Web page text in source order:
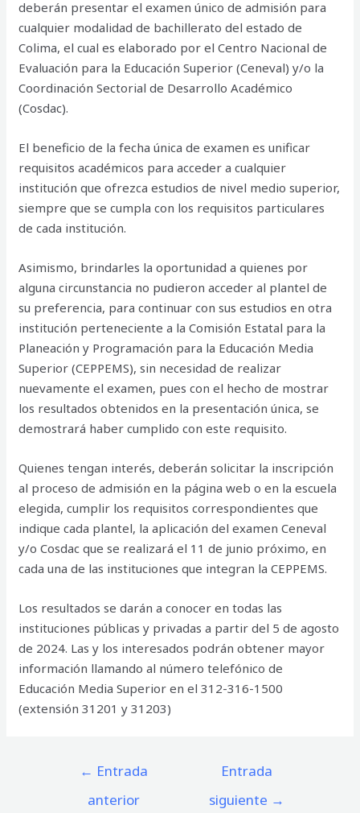
deberán presentar el examen único de admisión para
cualquier modalidad de bachillerato del estado de
Colima, el cual es elaborado por el Centro Nacional de
Evaluación para la Educación Superior (Ceneval) y/o la
Coordinación Sectorial de Desarrollo Académico
(Cosdac).
El beneficio de la fecha única de examen es unificar
requisitos académicos para acceder a cualquier
institución que ofrezca estudios de nivel medio superior,
siempre que se cumpla con los requisitos particulares
de cada institución.
Asimismo, brindarles la oportunidad a quienes por
alguna circunstancia no pudieron acceder al plantel de
su preferencia, para continuar con sus estudios en otra
institución perteneciente a la Comisión Estatal para la
Planeación y Programación para la Educación Media
Superior (CEPPEMS), sin necesidad de realizar
nuevamente el examen, pues con el hecho de mostrar
los resultados obtenidos en la presentación única, se
demostrará haber cumplido con este requisito.
Quienes tengan interés, deberán solicitar la inscripción
al proceso de admisión en la página web o en la escuela
elegida, cumplir los requisitos correspondientes que
indique cada plantel, la aplicación del examen Ceneval
y/o Cosdac que se realizará el 11 de junio próximo, en
cada una de las instituciones que integran la CEPPEMS.
Los resultados se darán a conocer en todas las
instituciones públicas y privadas a partir del 5 de agosto
de 2024. Las y los interesados podrán obtener mayor
información llamando al número telefónico de
Educación Media Superior en el 312-316-1500
(extensión 31201 y 31203)
Navegación
entradas
← Entrada
anterior
Entrada
siguiente →